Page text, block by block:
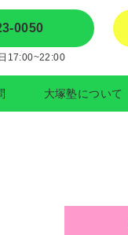
0050
17:00~22:00
大塚塾について